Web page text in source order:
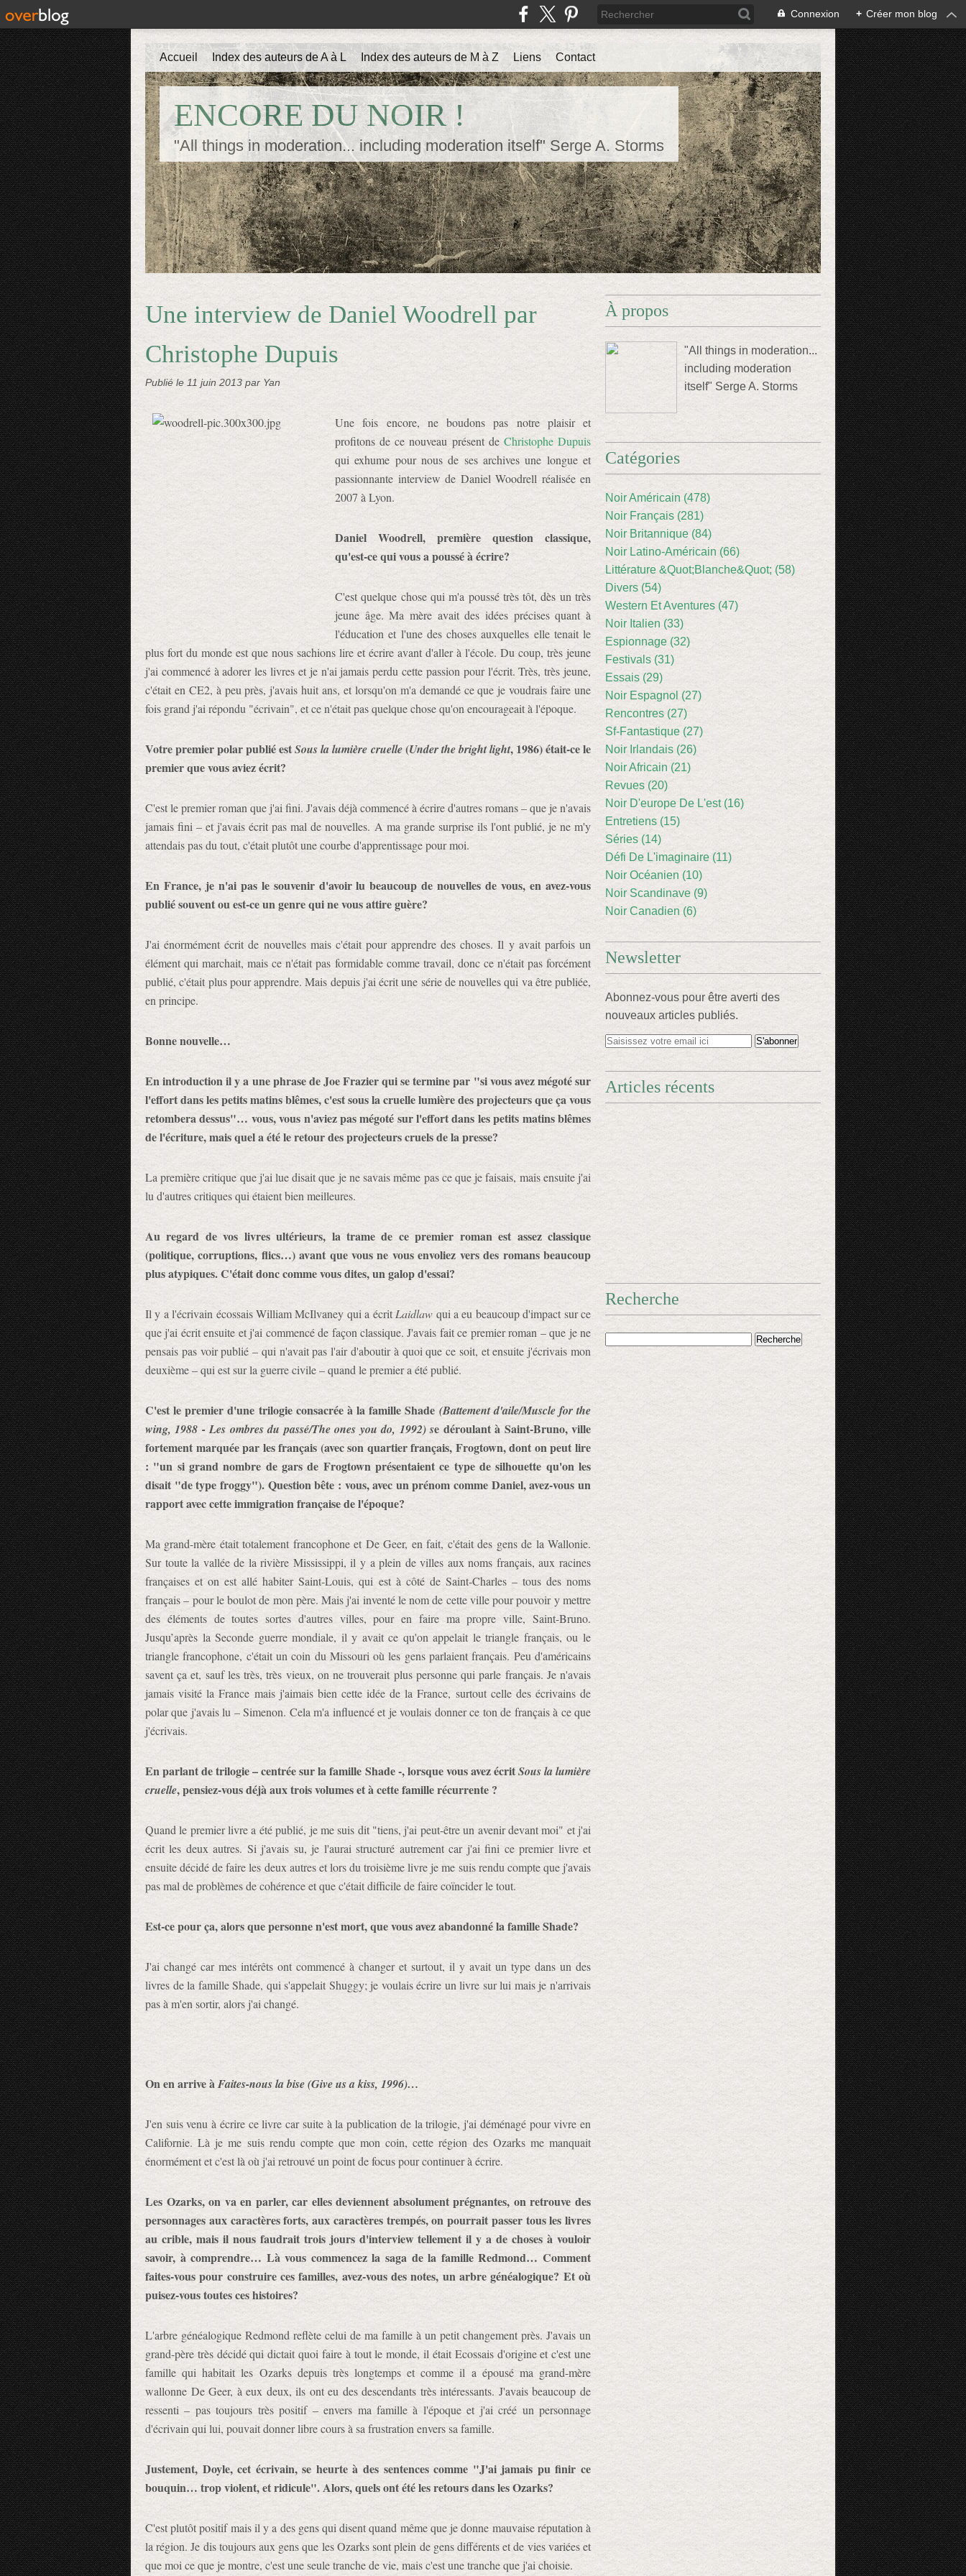
Connexion + Créer mon blog
ENCORE DU NOIR !
"All things in moderation... including moderation itself" Serge A. Storms
Accueil Index des auteurs de A à L Index des auteurs de M à Z Liens Contact
Une interview de Daniel Woodrell par
Christophe Dupuis
Publié le 11 juin 2013 par Yan
Une fois encore, ne boudons pas notre plaisir et
profitons de ce nouveau présent de Christophe Dupuis
qui exhume pour nous de ses archives une longue et
passionnante interview de Daniel Woodrell réalisée en
2007 à Lyon.
Daniel Woodrell, première question classique,
qu'est-ce qui vous a poussé à écrire?
C'est quelque chose qui m'a poussé très tôt, dès un très
jeune âge. Ma mère avait des idées précises quant à
l'éducation et l'une des choses auxquelles elle tenait le
plus fort du monde est que nous sachions lire et écrire avant d'aller à l'école. Du coup, très jeune
j'ai commencé à adorer les livres et je n'ai jamais perdu cette passion pour l'écrit. Très, très jeune,
c'était en CE2, à peu près, j'avais huit ans, et lorsqu'on m'a demandé ce que je voudrais faire une
fois grand j'ai répondu "écrivain", et ce n'était pas quelque chose qu'on encourageait à l'époque.
Votre premier polar publié estSous la lumière cruelle(Under the bright light, 1986) était-ce le
premier que vous aviez écrit?
C'est le premier roman que j'ai fini. J'avais déjà commencé à écrire d'autres romans – que je n'avais
jamais fini – et j'avais écrit pas mal de nouvelles. A ma grande surprise ils l'ont publié, je ne m'y
attendais pas du tout, c'était plutôt une courbe d'apprentissage pour moi.
En France, je n'ai pas le souvenir d'avoir lu beaucoup de nouvelles de vous, en avez-vous
publié souvent ou est-ce un genre qui ne vous attire guère?
J'ai énormément écrit de nouvelles mais c'était pour apprendre des choses. Il y avait parfois un
élément qui marchait, mais ce n'était pas formidable comme travail, donc ce n'était pas forcément
publié, c'était plus pour apprendre. Mais depuis j'ai écrit une série de nouvelles qui va être publiée,
en principe.
Bonne nouvelle…
En introduction il y a une phrase de Joe Frazier qui se termine par "si vous avez mégoté sur
l'effort dans les petits matins blêmes, c'est sous la cruelle lumière des projecteurs que ça vous
retombera dessus"… vous, vous n'aviez pas mégoté sur l'effort dans les petits matins blêmes
de l'écriture, mais quel a été le retour des projecteurs cruels de la presse?
La première critique que j'ai lue disait que je ne savais même pas ce que je faisais, mais ensuite j'ai
lu d'autres critiques qui étaient bien meilleures.
Au regard de vos livres ultérieurs, la trame de ce premier roman est assez classique
(politique, corruptions, flics…) avant que vous ne vous envoliez vers des romans beaucoup
plus atypiques. C'était donc comme vous dites, un galop d'essai?
Il y a l'écrivain écossais William McIlvaney qui a écritLaidlaw qui a eu beaucoup d'impact sur ce
que j'ai écrit ensuite et j'ai commencé de façon classique. J'avais fait ce premier roman – que je ne
pensais pas voir publié – qui n'avait pas l'air d'aboutir à quoi que ce soit, et ensuite j'écrivais mon
deuxième – qui est sur la guerre civile – quand le premier a été publié.
C'est le premier d'une trilogie consacrée à la famille Shade (Battement d'aile/Muscle for the
wing, 1988 - Les ombres du passé/The ones you do, 1992) se déroulant à Saint-Bruno, ville
fortement marquée par les français (avec son quartier français, Frogtown, dont on peut lire
: "un si grand nombre de gars de Frogtown présentaient ce type de silhouette qu'on les
disait "de type froggy"). Question bête : vous, avec un prénom comme Daniel, avez-vous un
rapport avec cette immigration française de l'époque?
Ma grand-mère était totalement francophone et De Geer, en fait, c'était des gens de la Wallonie.
Sur toute la vallée de la rivière Mississippi, il y a plein de villes aux noms français, aux racines
françaises et on est allé habiter Saint-Louis, qui est à côté de Saint-Charles – tous des noms
français – pour le boulot de mon père. Mais j'ai inventé le nom de cette ville pour pouvoir y mettre
des éléments de toutes sortes d'autres villes, pour en faire ma propre ville, Saint-Bruno.
Jusqu’après la Seconde guerre mondiale, il y avait ce qu'on appelait le triangle français, ou le
triangle francophone, c'était un coin du Missouri où les gens parlaient français. Peu d'américains
savent ça et, sauf les très, très vieux, on ne trouverait plus personne qui parle français. Je n'avais
jamais visité la France mais j'aimais bien cette idée de la France, surtout celle des écrivains de
polar que j'avais lu – Simenon. Cela m'a influencé et je voulais donner ce ton de français à ce que
j'écrivais.
En parlant de trilogie – centrée sur la famille Shade -, lorsque vous avez écritSous la lumière
cruelle, pensiez-vous déjà aux trois volumes et à cette famille récurrente ?
Quand le premier livre a été publié, je me suis dit "tiens, j'ai peut-être un avenir devant moi" et j'ai
écrit les deux autres. Si j'avais su, je l'aurai structuré autrement car j'ai fini ce premier livre et
ensuite décidé de faire les deux autres et lors du troisième livre je me suis rendu compte que j'avais
pas mal de problèmes de cohérence et que c'était difficile de faire coïncider le tout.
Est-ce pour ça, alors que personne n'est mort, que vous avez abandonné la famille Shade?
J'ai changé car mes intérêts ont commencé à changer et surtout, il y avait un type dans un des
livres de la famille Shade, qui s'appelait Shuggy; je voulais écrire un livre sur lui mais je n'arrivais
pas à m'en sortir, alors j'ai changé.
On en arrive àFaites-nous la bise (Give us a kiss, 1996)…
J'en suis venu à écrire ce livre car suite à la publication de la trilogie, j'ai déménagé pour vivre en
Californie. Là je me suis rendu compte que mon coin, cette région des Ozarks me manquait
énormément et c'est là où j'ai retrouvé un point de focus pour continuer à écrire.
Les Ozarks, on va en parler, car elles deviennent absolument prégnantes, on retrouve des
personnages aux caractères forts, aux caractères trempés, on pourrait passer tous les livres
au crible, mais il nous faudrait trois jours d'interview tellement il y a de choses à vouloir
savoir, à comprendre… Là vous commencez la saga de la famille Redmond… Comment
faites-vous pour construire ces familles, avez-vous des notes, un arbre généalogique? Et où
puisez-vous toutes ces histoires?
L'arbre généalogique Redmond reflète celui de ma famille à un petit changement près. J'avais un
grand-père très décidé qui dictait quoi faire à tout le monde, il était Ecossais d'origine et c'est une
famille qui habitait les Ozarks depuis très longtemps et comme il a épousé ma grand-mère
wallonne De Geer, à eux deux, ils ont eu des descendants très intéressants. J'avais beaucoup de
ressenti – pas toujours très positif – envers ma famille à l'époque et j'ai créé un personnage
d'écrivain qui lui, pouvait donner libre cours à sa frustration envers sa famille.
Justement, Doyle, cet écrivain, se heurte à des sentences comme "J'ai jamais pu finir ce
bouquin… trop violent, et ridicule". Alors, quels ont été les retours dans les Ozarks?
C'est plutôt positif mais il y a des gens qui disent quand même que je donne mauvaise réputation à
la région. Je dis toujours aux gens que les Ozarks sont plein de gens différents et de vies variées et
que moi ce que je montre, c'est une seule tranche de vie, mais c'est une tranche que j'ai choisie.
À propos
"All things in moderation...
including moderation
itself" Serge A. Storms
Catégories
Noir Américain (478)
Noir Français (281)
Noir Britannique (84)
Noir Latino-Américain (66)
Littérature &Quot;Blanche&Quot; (58)
Divers (54)
Western Et Aventures (47)
Noir Italien (33)
Espionnage (32)
Festivals (31)
Essais (29)
Noir Espagnol (27)
Rencontres (27)
Sf-Fantastique (27)
Noir Irlandais (26)
Noir Africain (21)
Revues (20)
Noir D'europe De L'est (16)
Entretiens (15)
Séries (14)
Défi De L'imaginaire (11)
Noir Océanien (10)
Noir Scandinave (9)
Noir Canadien (6)
Newsletter
Abonnez-vous pour être averti des
nouveaux articles publiés.
Articles récents
Recherche